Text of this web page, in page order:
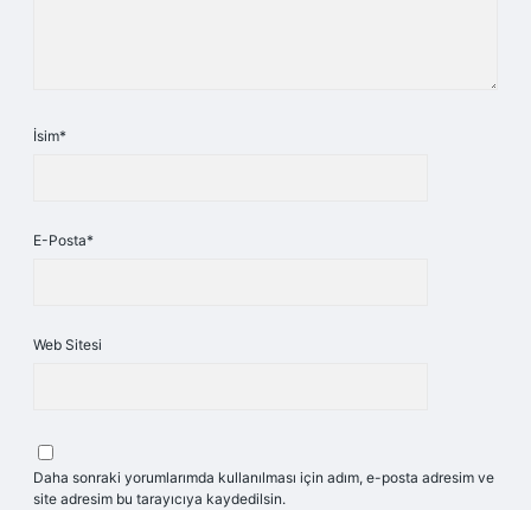
İsim*
E-Posta*
Web Sitesi
Daha sonraki yorumlarımda kullanılması için adım, e-posta adresim ve
site adresim bu tarayıcıya kaydedilsin.